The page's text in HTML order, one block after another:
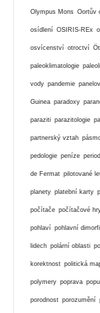
Olympus Mons Oortův
osídlení OSIRIS-REx
osvícenství otroctví
paleoklimatologie
vody pandemie
Guinea paradoxy
paraziti parazitologie
partnerský vztah
pedologie peníze
de Fermat pilotované
planety platební karty
počítače počítačové
pohlaví pohlavní
lidech polární oblasti
korektnost politická
polymery poprava
porodnost porozumění